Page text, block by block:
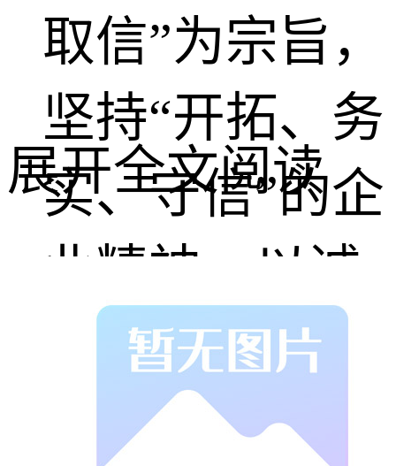
取信”为宗旨，
坚持“开拓、务
实、守信”的企
业精神，以诚
挚的心，全方
面的服务，为
展开全文阅读